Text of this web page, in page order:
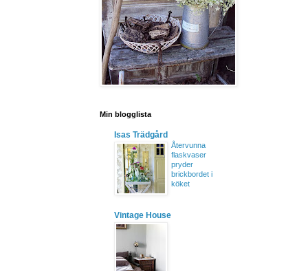
Min blogglista
Isas Trädgård
Återvunna
flaskvaser
pryder
brickbordet i
köket
Vintage House